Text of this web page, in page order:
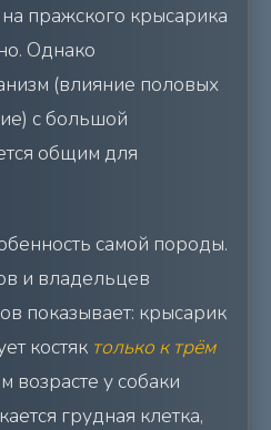
пражского крысарика
Однако
(влияние половых
с большой
общим для
самой породы.
и владельцев
показывает: крысарик
костяк только к трём
возрасте у собаки
грудная клетка,